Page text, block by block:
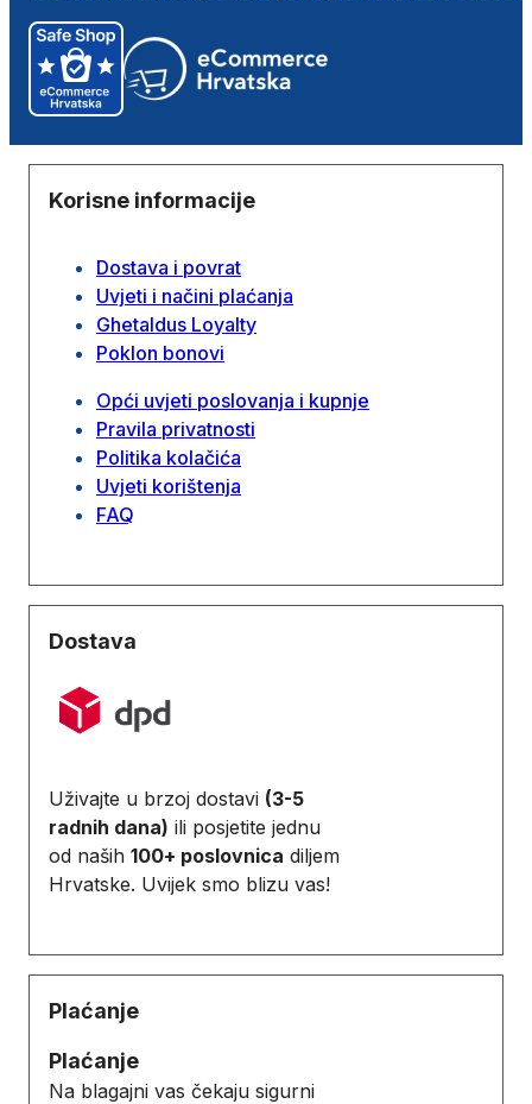
Korisne informacije
Dostava i povrat
Uvjeti i načini plaćanja
Ghetaldus Loyalty
Poklon bonovi
Opći uvjeti poslovanja i kupnje
Pravila privatnosti
Politika kolačića
Uvjeti korištenja
FAQ
Dostava
Uživajte u brzoj dostavi (3-5
radnih dana) ili posjetite jednu
od naših 100+ poslovnica diljem
Hrvatske. Uvijek smo blizu vas!
Plaćanje
Plaćanje
Na blagajni vas čekaju sigurni